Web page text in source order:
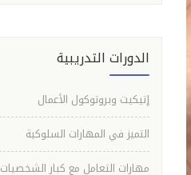
الدورات التدريبية
إتيكيت وبروتوكول الأعمال
التميز في المهارات السلوكية
مهارات التعامل مع كبار الشخصيات